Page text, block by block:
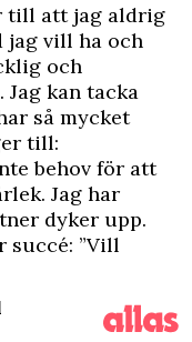
till att jag aldrig
jag vill ha och
och
kan tacka
så mycket
till:
behov för att
Jag har
dyker upp.
succé: ”Vill